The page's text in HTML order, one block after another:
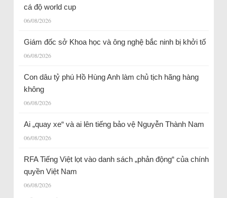
cá độ world cup
06/08/2026
Giám đốc sở Khoa học và ông nghệ bắc ninh bị khởi tố
06/08/2026
Con dâu tỷ phú Hồ Hùng Anh làm chủ tịch hãng hàng
không
06/08/2026
Ai „quay xe“ và ai lên tiếng bảo vệ Nguyễn Thành Nam
06/08/2026
RFA Tiếng Việt lọt vào danh sách „phản động“ của chính
quyền Việt Nam
06/08/2026